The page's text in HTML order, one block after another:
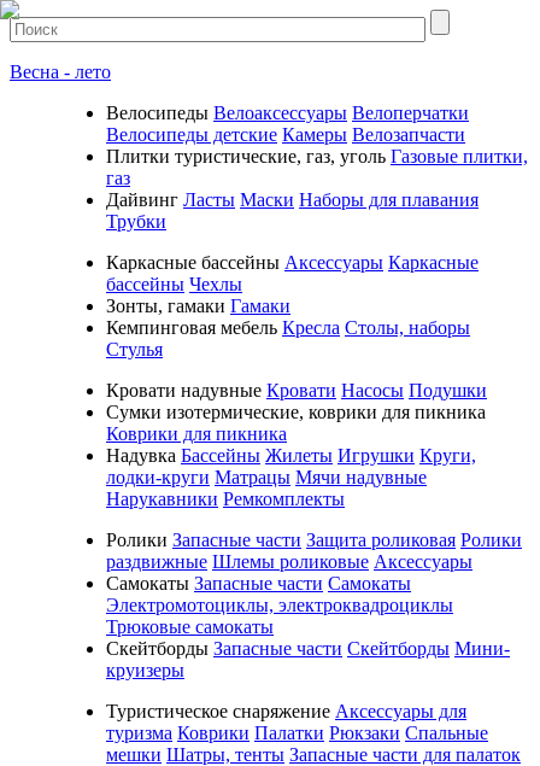
Весна - лето
Велосипеды Велоаксессуары Велоперчатки
Велосипеды детские Камеры Велозапчасти
Плитки туристические, газ, уголь Газовые плитки,
газ
Дайвинг Ласты Маски Наборы для плавания
Трубки
Каркасные бассейны Аксессуары Каркасные
бассейны Чехлы
Зонты, гамаки Гамаки
Кемпинговая мебель Кресла Столы, наборы
Стулья
Кровати надувные Кровати Насосы Подушки
Cумки изотермические, коврики для пикника
Коврики для пикника
Надувка Бассейны Жилеты Игрушки Круги,
лодки-круги Матрацы Мячи надувные
Нарукавники Ремкомплекты
Ролики Запасные части Защита роликовая Ролики
раздвижные Шлемы роликовые Аксессуары
Самокаты Запасные части Самокаты
Электромотоциклы, электроквадроциклы
Трюковые самокаты
Скейтборды Запасные части Скейтборды Мини-
круизеры
Туристическое снаряжение Аксессуары для
туризма Коврики Палатки Рюкзаки Спальные
мешки Шатры, тенты Запасные части для палаток